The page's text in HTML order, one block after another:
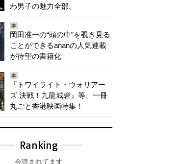
わ男子の魅力全部。
本
岡田准一の“頭の中”を覗き見る
ことができるananの人気連載
が待望の書籍化
本
『トワイライト・ウォリアー
ズ 決戦！九龍城砦』等、一冊
丸ごと香港映画特集！
Ranking
今読まれてます